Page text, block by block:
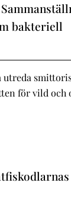
bakteriell
för vild och